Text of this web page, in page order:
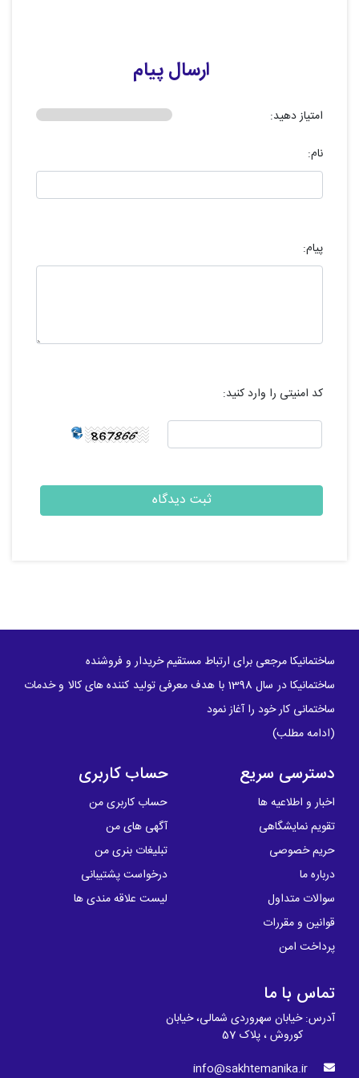
ارسال پیام
امتیاز دهید:
نام:
پیام:
کد امنیتی را وارد کنید:
ساختمانیکا مرجعی برای ارتباط مستقیم خریدار و فروشنده
ساختمانیکا در سال 1398 با هدف معرفی تولید کننده های کالا و خدمات
ساختمانی کار خود را آغاز نمود
(ادامه مطلب)
دسترسی سریع
اخبار و اطلاعیه ها
تقویم نمایشگاهی
حریم خصوصی
درباره ما
سوالات متداول
قوانین و مقررات
پرداخت امن
حساب کاربری
حساب کاربری من
آگهی های من
تبلیغات بنری من
درخواست پشتیبانی
لیست علاقه مندی ها
تماس با ما
آدرس: خیابان سهروردی شمالی، خیابان
کوروش ، پلاک 57
info@sakhtemanika.ir